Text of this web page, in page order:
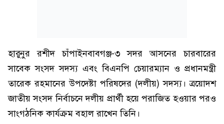
হারুনুর রশীদ চাঁপাইনবাবগঞ্জ-৩ সদর আসনের চারবারের
সাবেক সংসদ সদস্য এবং বিএনপি চেয়ারম্যান ও প্রধানমন্ত্রী
তারেক রহমানের উপদেষ্টা পরিষদের (দলীয়) সদস্য। ত্রয়োদশ
জাতীয় সংসদ নির্বাচনে দলীয় প্রার্থী হয়ে পরাজিত হওয়ার পরও
সাংগঠনিক কার্যক্রম বহাল রাখেন তিনি।